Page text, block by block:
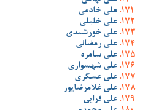
علی خادمی
علی خلیلی
علی خورشیدی
علی رمضانی
علی سامره
علی شهسواری
علی عسگری
علی غلامرضاپور
علی قرایی